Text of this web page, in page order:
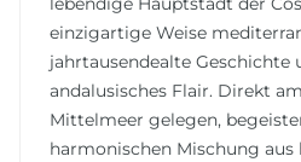
einzigartige Weise
jahrtausendealte Geschichte
andalusisches Flair. Direkt
Mittelmeer gelegen,
harmonischen Mischung aus